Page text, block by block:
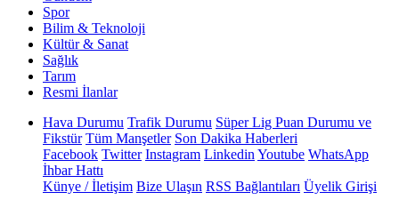
Spor
Bilim & Teknoloji
Kültür & Sanat
Sağlık
Tarım
Resmi İlanlar
Hava Durumu Trafik Durumu Süper Lig Puan Durumu ve
Fikstür Tüm Manşetler Son Dakika Haberleri
Facebook Twitter Instagram Linkedin Youtube WhatsApp
İhbar Hattı
Künye / İletişim Bize Ulaşın RSS Bağlantıları Üyelik Girişi